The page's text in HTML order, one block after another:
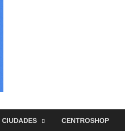
CIUDADES CENTROSHOP